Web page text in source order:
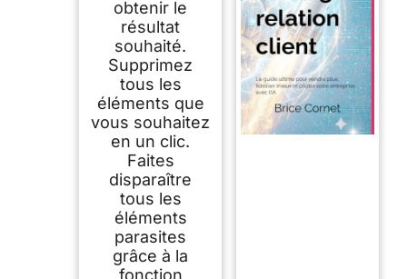
obtenir le
résultat
souhaité.
Supprimez
tous les
éléments que
vous souhaitez
en un clic.
Faites
disparaître
tous les
éléments
parasites
grâce à la